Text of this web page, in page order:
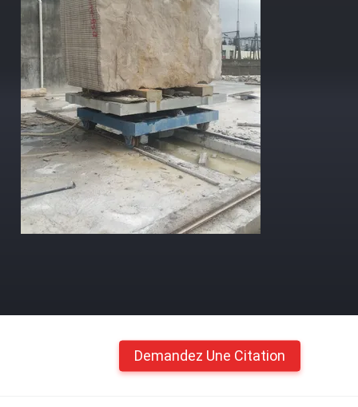
Demandez Une Citation